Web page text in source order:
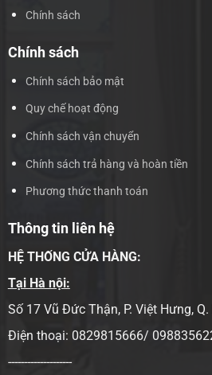
Chính sách
Chính sách
Chính sách bảo mật
Quy chế hoạt động
Chính sách vận chuyển
Chính sách trả hàng và hoàn tiền
Phương thức thanh toán
Thông tin liên hệ
HỆ THỐNG CỬA HÀNG:
Tại Hà nội:
Số 17 Vũ Đức Thận, P. Việt Hưng,
Điện thoại: 0829815666/
--------------------